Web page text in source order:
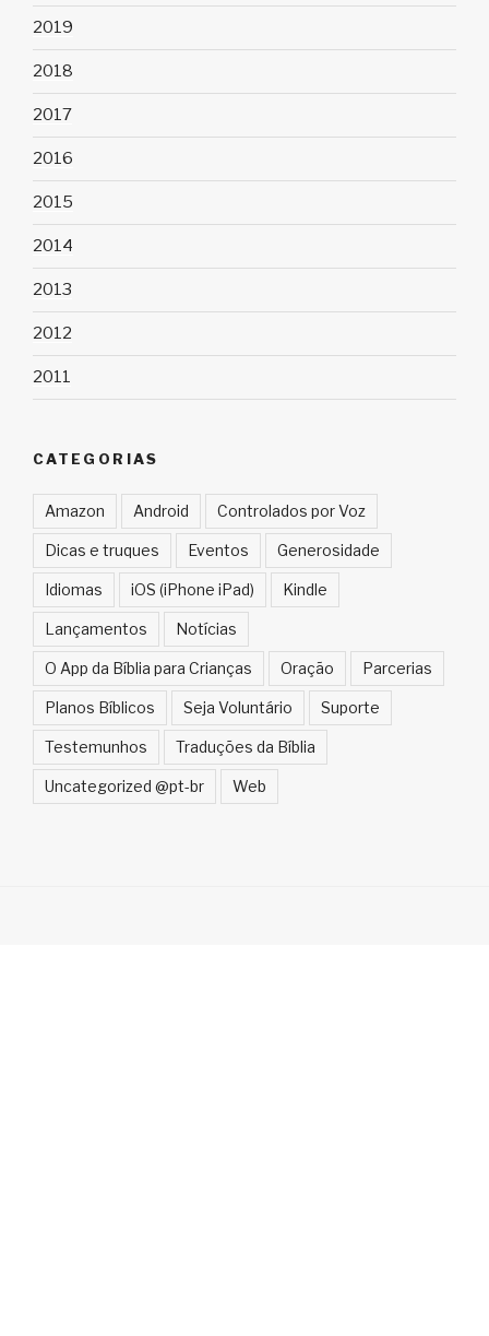
2019
2018
2017
2016
2015
2014
2013
2012
2011
CATEGORIAS
Amazon Android Controlados por Voz
Dicas e truques Eventos Generosidade
Idiomas iOS (iPhone iPad) Kindle
Lançamentos Notícias
O App da Bíblia para Crianças Oração Parcerias
Planos Bíblicos Seja Voluntário Suporte
Testemunhos Traduções da Bíblia
Uncategorized @pt-br Web